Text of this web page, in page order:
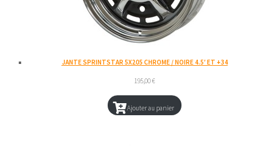
JANTE SPRINTSTAR 5X205 CHROME / NOIRE 4.5′ ET +34
195,00€
Ajouter au panier